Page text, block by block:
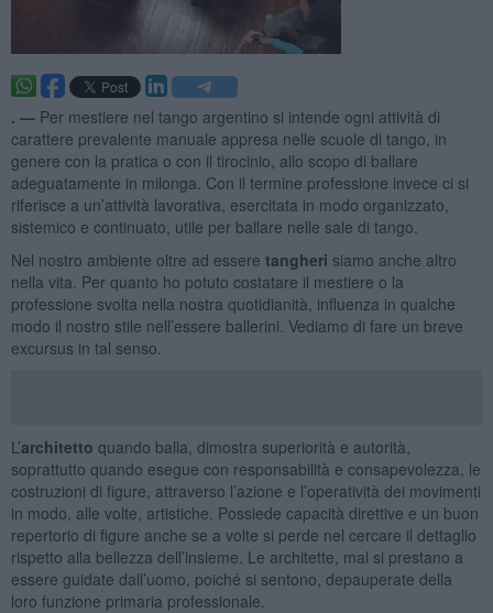
. — Per mestiere nel tango argentino si intende ogni attività di
carattere prevalente manuale appresa nelle scuole di tango, in
genere con la pratica o con il tirocinio, allo scopo di ballare
adeguatamente in milonga. Con il termine professione invece ci si
riferisce a un’attività lavorativa, esercitata in modo organizzato,
sistemico e continuato, utile per ballare nelle sale di tango.
Nel nostro ambiente oltre ad essere tangheri siamo anche altro
nella vita. Per quanto ho potuto costatare il mestiere o la
professione svolta nella nostra quotidianità, influenza in qualche
modo il nostro stile nell’essere ballerini. Vediamo di fare un breve
excursus in tal senso.
L’architetto quando balla, dimostra superiorità e autorità,
soprattutto quando esegue con responsabilità e consapevolezza, le
costruzioni di figure, attraverso l’azione e l’operatività dei movimenti
in modo, alle volte, artistiche. Possiede capacità direttive e un buon
repertorio di figure anche se a volte si perde nel cercare il dettaglio
rispetto alla bellezza dell’insieme. Le architette, mal si prestano a
essere guidate dall’uomo, poiché si sentono, depauperate della
loro funzione primaria professionale.